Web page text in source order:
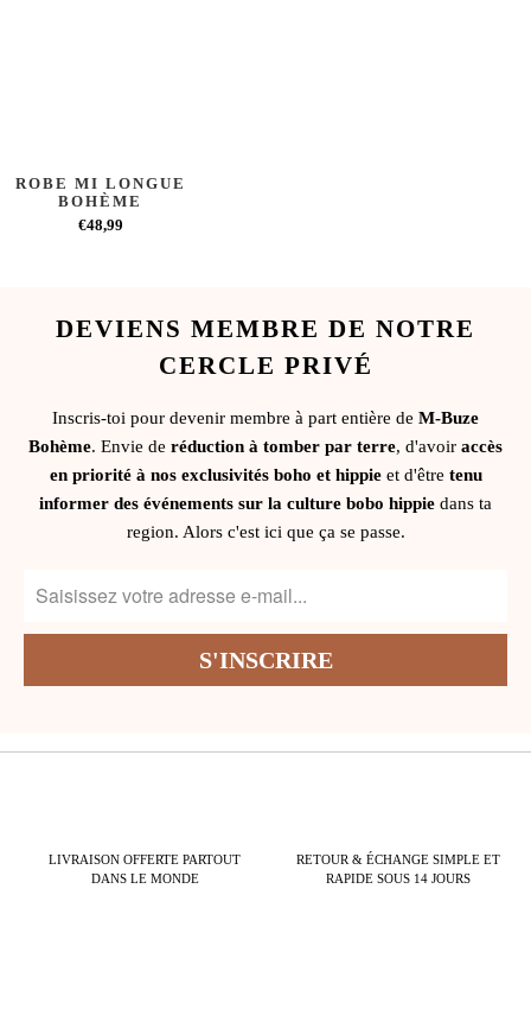
ROBE MI LONGUE
BOHÈME
€48,99
DEVIENS MEMBRE DE NOTRE
CERCLE PRIVÉ
Inscris-toi pour devenir membre à part entière de M-Buze
Bohème. Envie de réduction à tomber par terre, d'avoir accès
en priorité à nos exclusivités boho et hippieet d'être tenu
informer des événements sur la culture bobo hippie dans ta
region. Alors c'est ici que ça se passe.
LIVRAISON OFFERTE PARTOUT
DANS LE MONDE
RETOUR & ÉCHANGE SIMPLE ET
RAPIDE SOUS 14 JOURS